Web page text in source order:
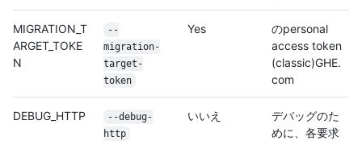
MIGRATION_T
ARGET_TOKE
N
--
migration-
target-
token
Yes
のpersonal
access token
(classic)GHE.
com
DEBUG_HTTP
--debug-
http
いいえ
デバッグのた
めに、各要求